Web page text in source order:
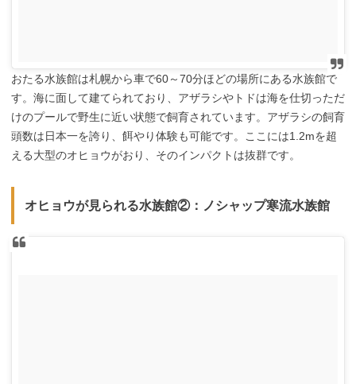
おたる水族館は札幌から車で60～70分ほどの場所にある水族館で
す。海に面して建てられており、アザラシやトドは海を仕切っただ
けのプールで野生に近い状態で飼育されています。アザラシの飼育
頭数は日本一を誇り、餌やり体験も可能です。ここには1.2mを超
える大型のオヒョウがおり、そのインパクトは抜群です。
オヒョウが見られる水族館②：ノシャップ寒流水族館